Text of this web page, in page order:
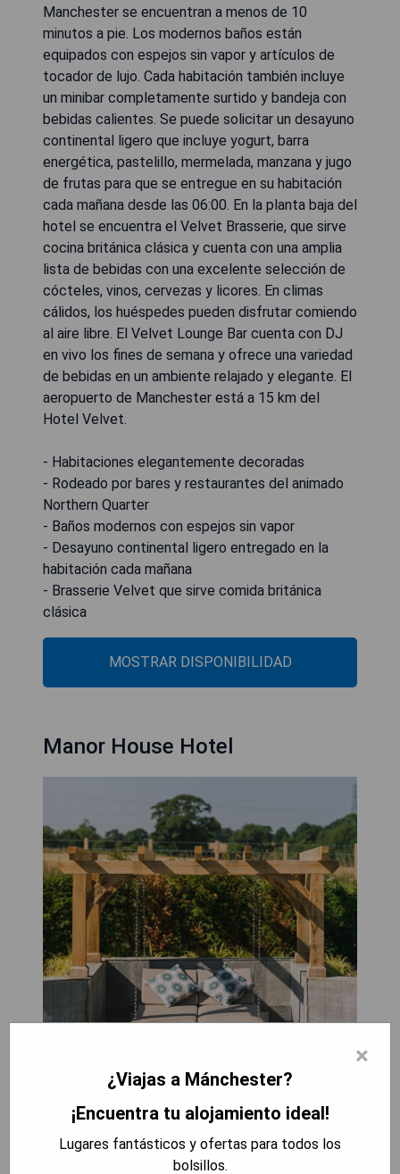
Manchester se encuentran a menos de 10
minutos a pie. Los modernos baños están
equipados con espejos sin vapor y artículos de
tocador de lujo. Cada habitación también incluye
un minibar completamente surtido y bandeja con
bebidas calientes. Se puede solicitar un desayuno
continental ligero que incluye yogurt, barra
energética, pastelillo, mermelada, manzana y jugo
de frutas para que se entregue en su habitación
cada mañana desde las 06:00. En la planta baja del
hotel se encuentra el Velvet Brasserie, que sirve
cocina británica clásica y cuenta con una amplia
lista de bebidas con una excelente selección de
cócteles, vinos, cervezas y licores. En climas
cálidos, los huéspedes pueden disfrutar comiendo
al aire libre. El Velvet Lounge Bar cuenta con DJ
en vivo los fines de semana y ofrece una variedad
de bebidas en un ambiente relajado y elegante. El
aeropuerto de Manchester está a 15 km del
Hotel Velvet.
- Habitaciones elegantemente decoradas
- Rodeado por bares y restaurantes del animado
Northern Quarter
- Baños modernos con espejos sin vapor
- Desayuno continental ligero entregado en la
habitación cada mañana
- Brasserie Velvet que sirve comida británica
clásica
MOSTRAR DISPONIBILIDAD
Manor House Hotel
×
¿Viajas a Mánchester?
¡Encuentra tu alojamiento ideal!
Lugares fantásticos y ofertas para todos los
bolsillos.